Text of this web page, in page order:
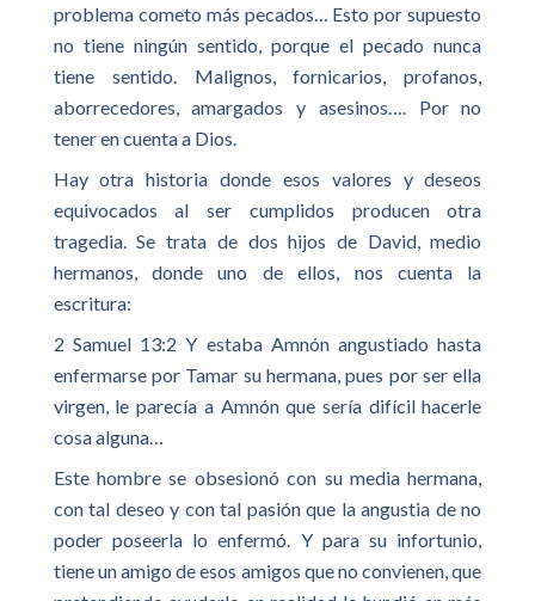
problema cometo más pecados… Esto por supuesto
no tiene ningún sentido, porque el pecado nunca
tiene sentido. Malignos, fornicarios, profanos,
aborrecedores, amargados y asesinos…. Por no
tener en cuenta a Dios.
Hay otra historia donde esos valores y deseos
equivocados al ser cumplidos producen otra
tragedia. Se trata de dos hijos de David, medio
hermanos, donde uno de ellos, nos cuenta la
escritura:
2 Samuel 13:2 Y estaba Amnón angustiado hasta
enfermarse por Tamar su hermana, pues por ser ella
virgen, le parecía a Amnón que sería difícil hacerle
cosa alguna…
Este hombre se obsesionó con su media hermana,
con tal deseo y con tal pasión que la angustia de no
poder poseerla lo enfermó. Y para su infortunio,
tiene un amigo de esos amigos que no convienen, que